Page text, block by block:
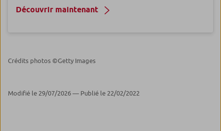
Découvrir maintenant
Crédits photos ©Getty Images
Modifié le 29/07/2026 — Publié le 22/02/2022